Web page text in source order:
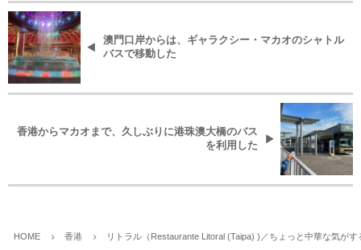
澳門口岸からは、ギャラクシー・マカオのシャトル
バスで移動した
香港からマカオまで、久しぶりに港珠澳大橋のバス
を利用した
HOME 香港 リトラル（Restaurante Litoral (Taipa) )／ちょっと中華な気が